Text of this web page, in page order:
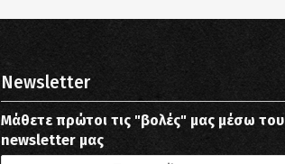
Newsletter
Μάθετε πρώτοι τις "βολές" μας μέσω του
newsletter μας